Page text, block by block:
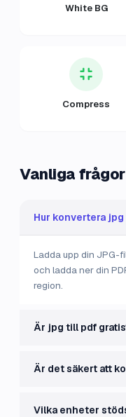
White BG
Compress
Vanliga frågor
Hur konvertera
Ladda upp din JPG-
och ladda ner din
region.
Är jpg till pdf
Är det säkert att
Vilka enheter